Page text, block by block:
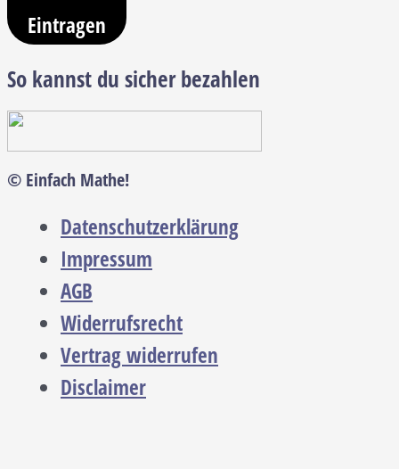
Eintragen
So kannst du sicher bezahlen
© Einfach Mathe!
Datenschutzerklärung
Impressum
AGB
Widerrufsrecht
Vertrag widerrufen
Disclaimer